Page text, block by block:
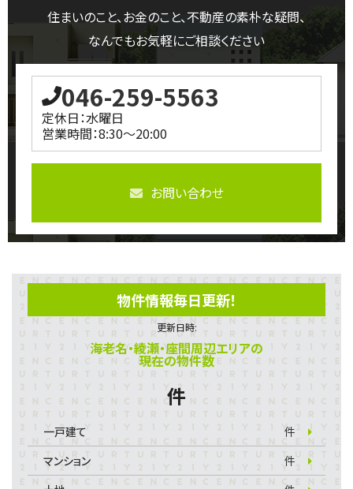
住まいのこと、お金のこと、不動産の素朴な疑問、
なんでもお気軽にご相談ください
046-259-5563
定休日：水曜日
営業時間：8:30～20:00
お問い合わせ
物件情報毎日更新！
更新日時:
海老名・綾瀬・座間周辺エリアの
現在の物件数
件
一戸建て
件
マンション
件